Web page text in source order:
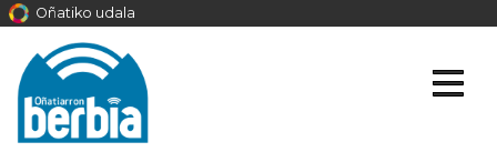
Oñatiko udala